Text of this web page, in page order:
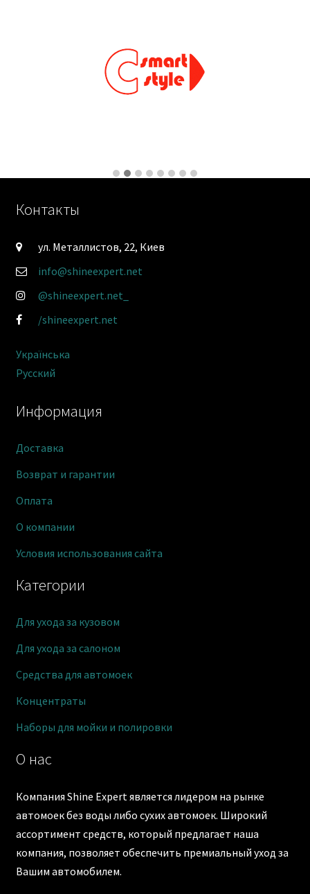
О нас
Компания Shine Expert является лидером на рынке
автомоек без воды либо сухих автомоек. Широкий
ассортимент средств, который предлагает наша
компания, позволяет обеспечить премиальный уход за
Вашим автомобилем.
Категории
Для ухода за кузовом
Для ухода за салоном
Средства для автомоек
Концентраты
Наборы для мойки и полировки
Информация
Доставка
Возврат и гарантии
Оплата
О компании
Условия использования сайта
Контакты
ул. Металлистов, 22, Киев
info@shineexpert.net
@shineexpert.net_
/shineexpert.net
Українська
Русский